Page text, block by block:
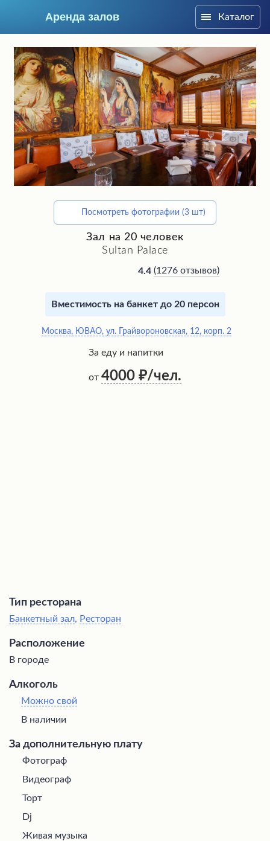
Аренда залов
Подберите мне зал
Каталог
Посмотреть фотографии (3 шт)
Зал на 20 человек
Sultan Palace
4.4 (1276 отзывов)
Вместимость на банкет до 20 персон
Москва, ЮВАО, ул. Грайвороновская, 12, корп. 2
За еду и напитки
от 4000 /чел.
Тип ресторана
Банкетный зал, Ресторан
Расположение
В городе
Алкоголь
Можно свой
В наличии
За дополнительную плату
Фотограф
Видеограф
Торт
Dj
Живая музыка